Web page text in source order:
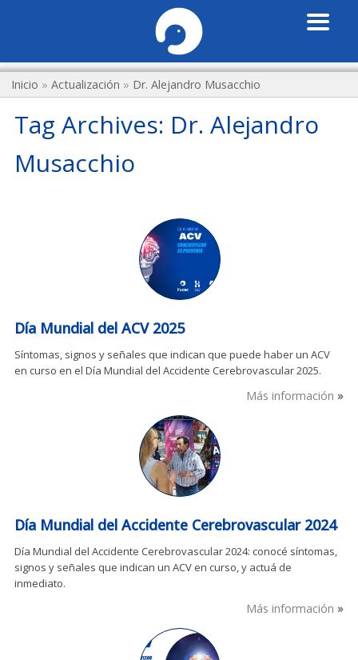
Inicio »Actualización » Dr. Alejandro Musacchio
Tag Archives: Dr. Alejandro
Musacchio
Día Mundial del ACV 2025
Síntomas, signos y señales que indican que puede haber un ACV
en curso en el Día Mundial del Accidente Cerebrovascular 2025.
Más información
Día Mundial del Accidente Cerebrovascular 2024
Día Mundial del Accidente Cerebrovascular 2024: conocé síntomas,
signos y señales que indican un ACV en curso, y actuá de
inmediato.
Más información